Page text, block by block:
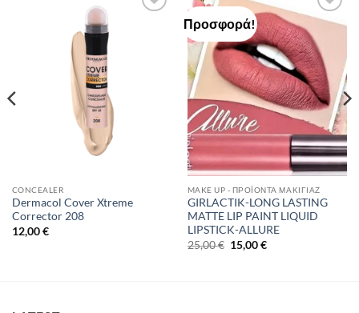
CONCEALER
Dermacol Cover Xtreme
Corrector 208
12,00€
Προσφορά!
Add to
Wishlist
MAKE UP - ΠΡΟΪΌΝΤΑ ΜΑΚΙΓΙΆΖ
GIRLACTIK-LONG LASTING
MATTE LIP PAINT LIQUID
LIPSTICK-ALLURE
25,00€ Original
price
15,00€Η